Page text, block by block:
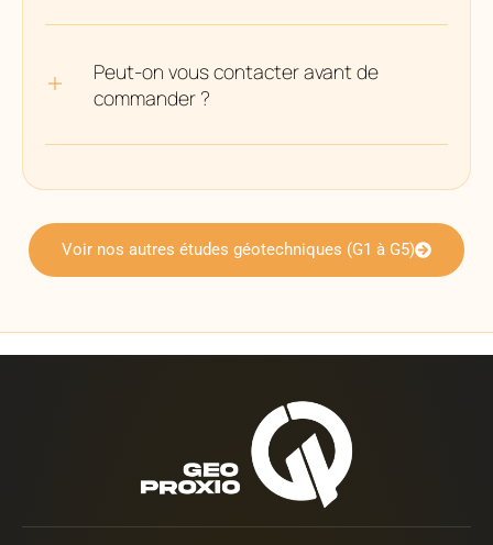
Peut-on vous contacter avant de
commander ?
Voir nos autres études géotechniques (G1 à G5)